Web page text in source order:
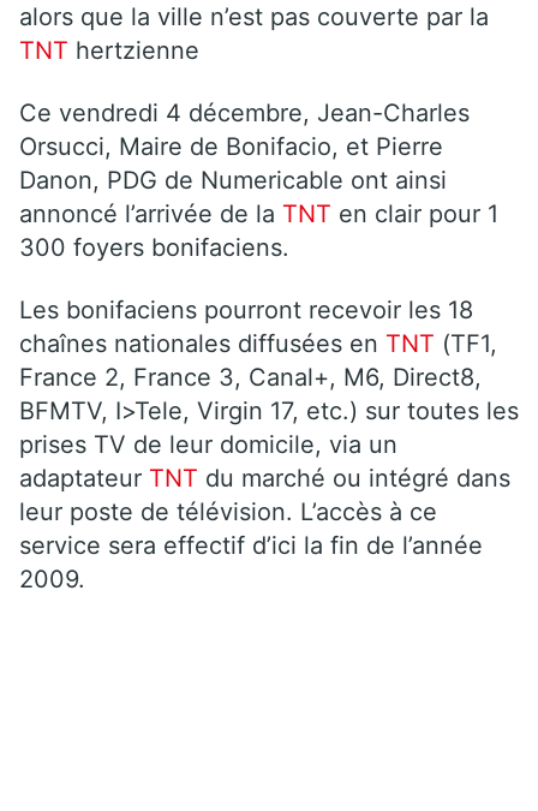
alors que la ville n’est pas couverte par la
TNT hertzienne
Ce vendredi 4 décembre, Jean-Charles
Orsucci, Maire de Bonifacio, et Pierre
Danon, PDG de Numericable ont ainsi
annoncé l’arrivée de la TNT en clair pour 1
300 foyers bonifaciens.
Les bonifaciens pourront recevoir les 18
chaînes nationales diffusées en TNT (TF1,
France 2, France 3, Canal+, M6, Direct8,
BFMTV, I>Tele, Virgin 17, etc.) sur toutes les
prises TV de leur domicile, via un
adaptateur TNT du marché ou intégré dans
leur poste de télévision. L’accès à ce
service sera effectif d’ici la fin de l’année
2009.